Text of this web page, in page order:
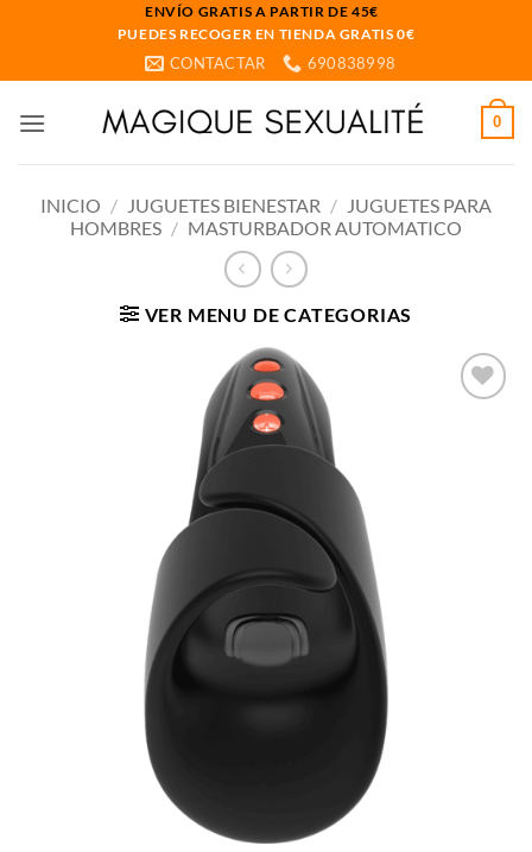
ENVÍO GRATIS A PARTIR DE 45€
PUEDES RECOGER EN TIENDA GRATIS 0€
CONTACTAR 690838998
0
INICIO / JUGUETES BIENESTAR / JUGUETES PARA
HOMBRES / MASTURBADOR AUTOMATICO
VER MENU DE CATEGORIAS